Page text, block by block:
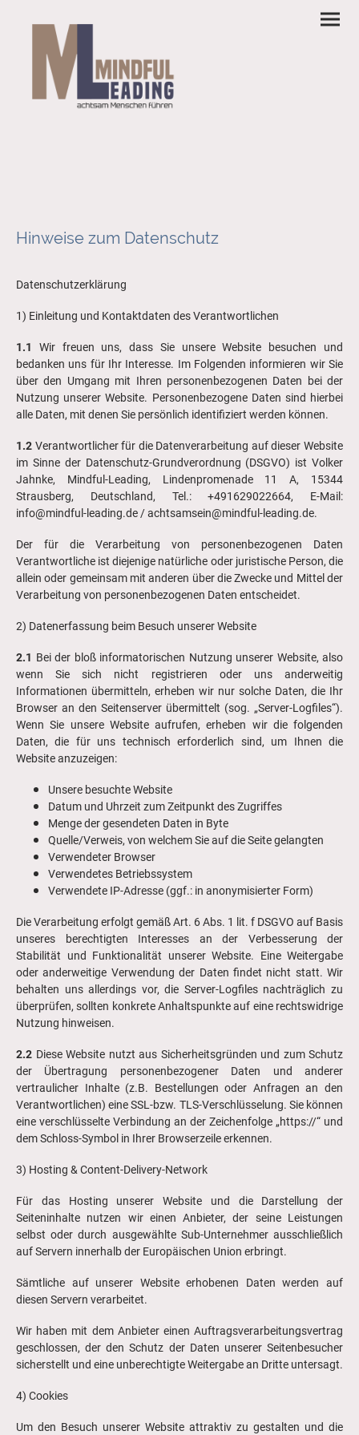
Hinweise zum Datenschutz
Datenschutzerklärung
1) Einleitung und Kontaktdaten des Verantwortlichen
1.1
Wir freuen uns, dass Sie unsere Website besuchen und
bedanken uns für Ihr Interesse. Im Folgenden informieren wir Sie
über den Umgang mit Ihren personenbezogenen Daten bei der
Nutzung unserer Website. Personenbezogene Daten sind hierbei
alle Daten, mit denen Sie persönlich identifiziert werden können.
1.2 Verantwortlicher für die Datenverarbeitung auf dieser Website
im Sinne der Datenschutz-Grundverordnung (DSGVO) ist Volker
Jahnke, Mindful-Leading, Lindenpromenade 11 A, 15344
Strausberg, Deutschland, Tel.: +491629022664, E-Mail:
info@mindful-leading.de /achtsamsein@mindful-leading.de.
Der für die Verarbeitung von personenbezogenen Daten
Verantwortliche ist diejenige natürliche oder juristische Person, die
allein oder gemeinsam mit anderen über die Zwecke und Mittel der
Verarbeitung von personenbezogenen Daten entscheidet.
2) Datenerfassung beim Besuch unserer Website
2.1 Bei der bloß informatorischen Nutzung unserer Website, also
wenn Sie sich nicht registrieren oder uns anderweitig
Informationen übermitteln, erheben wir nur solche Daten, die Ihr
Browser an den Seitenserver übermittelt (sog. „Server-Logfiles“).
Wenn Sie unsere Website aufrufen, erheben wir die folgenden
Daten, die für uns technisch erforderlich sind, um Ihnen die
Website anzuzeigen:
Unsere besuchte Website
Datum und Uhrzeit zum Zeitpunkt des Zugriffes
Menge der gesendeten Daten in Byte
Quelle/Verweis, von welchem Sie auf die Seite gelangten
Verwendeter Browser
Verwendetes Betriebssystem
Verwendete IP-Adresse (ggf.: in anonymisierter Form)
Die Verarbeitung erfolgt gemäß Art. 6 Abs. 1 lit. f DSGVO auf Basis
unseres berechtigten Interesses an der Verbesserung der
Stabilität und Funktionalität unserer Website. Eine Weitergabe
oder anderweitige Verwendung der Daten findet nicht statt. Wir
behalten uns allerdings vor, die Server-Logfiles nachträglich zu
überprüfen, sollten konkrete Anhaltspunkte auf eine rechtswidrige
Nutzung hinweisen.
2.2 Diese Website nutzt aus Sicherheitsgründen und zum Schutz
der Übertragung personenbezogener Daten und anderer
vertraulicher Inhalte (z.B. Bestellungen oder Anfragen an den
Verantwortlichen) eine SSL-bzw. TLS-Verschlüsselung. Sie können
eine verschlüsselte Verbindung an der Zeichenfolge „https://“ und
dem Schloss-Symbol in Ihrer Browserzeile erkennen.
3) Hosting & Content-Delivery-Network
Für das Hosting unserer Website und die Darstellung der
Seiteninhalte nutzen wir einen Anbieter, der seine Leistungen
selbst oder durch ausgewählte Sub-Unternehmer ausschließlich
auf Servern innerhalb der Europäischen Union erbringt.
Sämtliche auf unserer Website erhobenen Daten werden auf
diesen Servern verarbeitet.
Wir haben mit dem Anbieter einen Auftragsverarbeitungsvertrag
geschlossen, der den Schutz der Daten unserer Seitenbesucher
sicherstellt und eine unberechtigte Weitergabe an Dritte untersagt.
4) Cookies
Um den Besuch unserer Website attraktiv zu gestalten und die